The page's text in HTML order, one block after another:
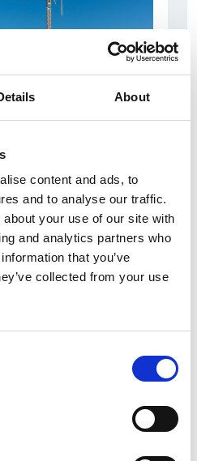
About
content and ads, to
and to analyse our traffic.
your use of our site with
and analytics partners who
that you’ve
collected from your use
aumentata fortemente la